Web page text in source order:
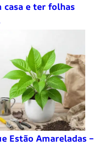
casa e ter folhas
Estão Amareladas –